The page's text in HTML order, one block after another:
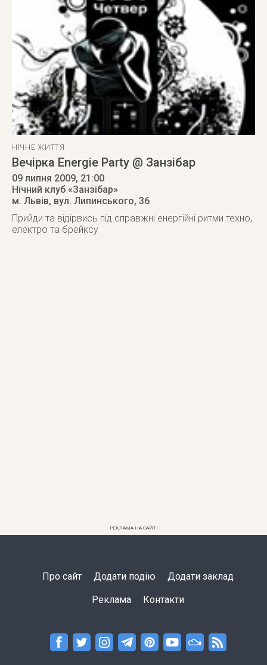
НІЧНЕ ЖИТТЯ
Вечірка Energie Party @ Занзібар
09 липня 2009, 21:00
Нічний клуб «Занзібар»
м. Львів, вул. Липинського, 36
Прийди та відірвись під справжні енергійні ритми техно,
електро та брейксу
РЕКЛАМА НА САЙТІ
Про сайт Додати подію Додати заклад
Реклама Контакти